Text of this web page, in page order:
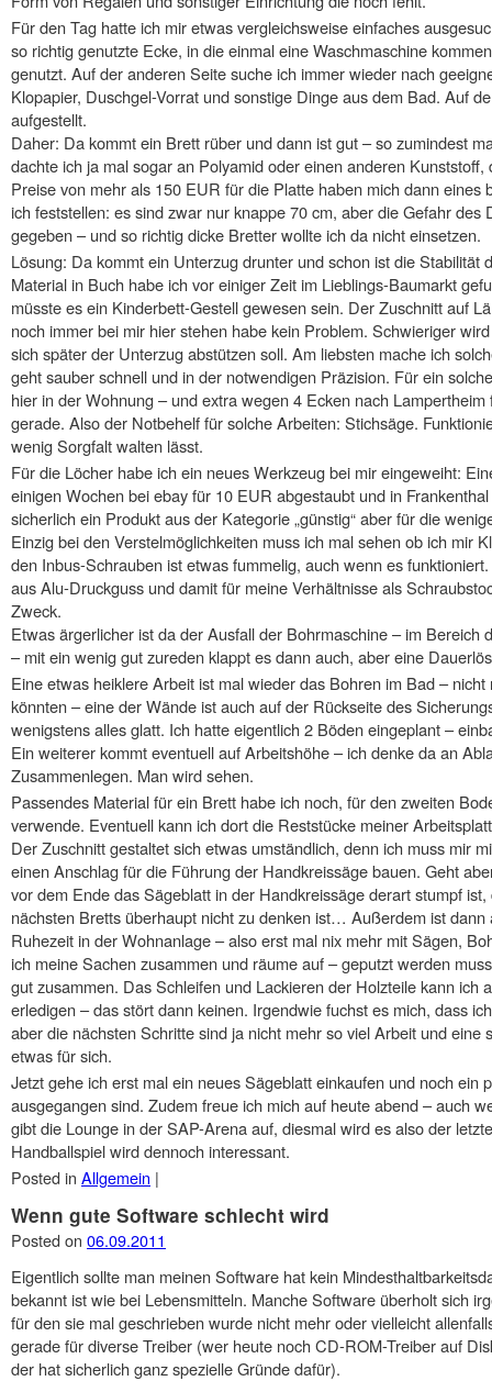
Für den Tag hatte ich mir etwas vergleichsweise einfaches
so richtig genutzte Ecke, in die einmal eine Waschmaschine
genutzt. Auf der anderen Seite suche ich immer wieder nach
Klopapier, Duschgel-Vorrat und sonstige Dinge aus dem Bad. Auf
aufgestellt.
Daher: Da kommt ein Brett rüber und dann ist gut – so zumindest
dachte ich ja mal sogar an Polyamid oder einen anderen
Preise von mehr als 150 EUR für die Platte haben mich dann eines
ich feststellen: es sind zwar nur knappe 70 cm, aber die Gefahr des
gegeben – und so richtig dicke Bretter wollte ich da nicht einsetzen.
Lösung: Da kommt ein Unterzug drunter und schon ist die Stabilität
Material in Buch habe ich vor einiger Zeit im Lieblings-Baumarkt
müsste es ein Kinderbett-Gestell gewesen sein. Der Zuschnitt auf
noch immer bei mir hier stehen habe kein Problem. Schwieriger
sich später der Unterzug abstützen soll. Am liebsten mache ich
geht sauber schnell und in der notwendigen Präzision. Für ein
hier in der Wohnung – und extra wegen 4 Ecken nach
gerade. Also der Notbehelf für solche Arbeiten: Stichsäge.
wenig Sorgfalt walten lässt.
Für die Löcher habe ich ein neues Werkzeug bei mir eingeweiht:
einigen Wochen bei ebay für 10 EUR abgestaubt und in
sicherlich ein Produkt aus der Kategorie „günstig“ aber für die
Einzig bei den Verstelmöglichkeiten muss ich mal sehen ob ich mir
den Inbus-Schrauben ist etwas fummelig, auch wenn es
aus Alu-Druckguss und damit für meine Verhältnisse als
Zweck.
Etwas ärgerlicher ist da der Ausfall der Bohrmaschine – im Bereich
– mit ein wenig gut zureden klappt es dann auch, aber eine
Eine etwas heiklere Arbeit ist mal wieder das Bohren im Bad –
könnten – eine der Wände ist auch auf der Rückseite des
wenigstens alles glatt. Ich hatte eigentlich 2 Böden eingeplant –
Ein weiterer kommt eventuell auf Arbeitshöhe – ich denke da an
Zusammenlegen. Man wird sehen.
Passendes Material für ein Brett habe ich noch, für den zweiten
verwende. Eventuell kann ich dort die Reststücke meiner
Der Zuschnitt gestaltet sich etwas umständlich, denn ich muss mir
einen Anschlag für die Führung der Handkreissäge bauen. Geht
vor dem Ende das Sägeblatt in der Handkreissäge derart stumpf
nächsten Bretts überhaupt nicht zu denken ist… Außerdem ist
Ruhezeit in der Wohnanlage – also erst mal nix mehr mit Sägen,
ich meine Sachen zusammen und räume auf – geputzt werden
gut zusammen. Das Schleifen und Lackieren der Holzteile kann ich
erledigen – das stört dann keinen. Irgendwie fuchst es mich, dass
aber die nächsten Schritte sind ja nicht mehr so viel Arbeit und eine
etwas für sich.
Jetzt gehe ich erst mal ein neues Sägeblatt einkaufen und noch ein
ausgegangen sind. Zudem freue ich mich auf heute abend – auch
gibt die Lounge in der SAP-Arena auf, diesmal wird es also der
Handballspiel wird dennoch interessant.
Posted in Allgemein |
Wenn gute Software schlecht wird
Posted on 06.09.2011
Eigentlich sollte man meinen Software hat kein
bekannt ist wie bei Lebensmitteln. Manche Software überholt sich
für den sie mal geschrieben wurde nicht mehr oder vielleicht
gerade für diverse Treiber (wer heute noch CD-ROM-Treiber auf
der hat sicherlich ganz spezielle Gründe dafür).